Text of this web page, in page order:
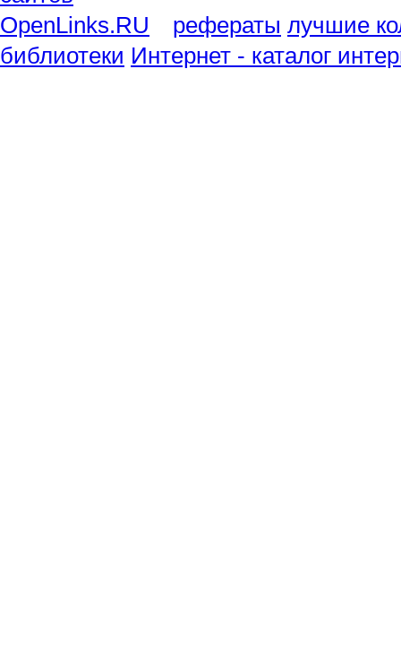
рефераты лучшие
библиотеки Интернет - каталог